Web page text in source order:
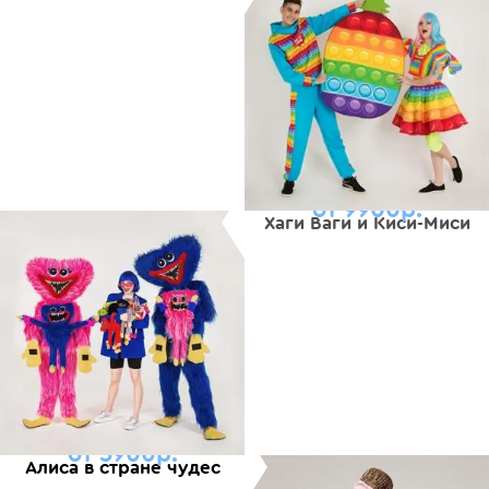
Хаги Ваги и Киси-Миси
от 9900р.
Алиса в стране чудес
от 5900р.